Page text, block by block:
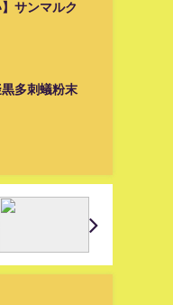
サンマルク
多刺蟻粉末